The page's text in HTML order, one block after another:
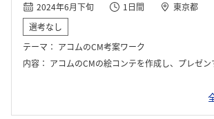
2024年6月下旬
1日間
東京都
選考なし
テーマ： アコムのCM考案ワーク
内容： アコムのCMの絵コンテを作成し、プレゼン